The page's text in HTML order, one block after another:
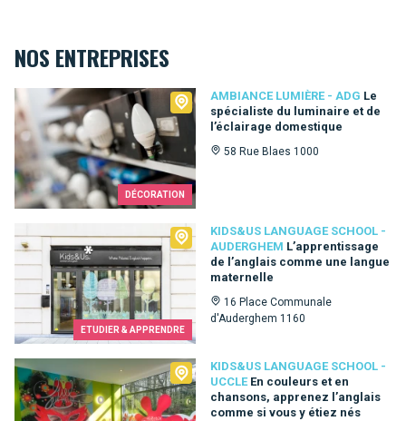
NOS ENTREPRISES
DÉCORATION
AMBIANCE LUMIÈRE - ADG Le
spécialiste du luminaire et de
l’éclairage domestique
58 Rue Blaes 1000
Ambiance Lumière - ADG
ETUDIER & APPRENDRE
KIDS&US LANGUAGE SCHOOL -
AUDERGHEM L’apprentissage
de l’anglais comme une langue
maternelle
16 Place Communale
d'Auderghem 1160
Kids&Us language school - Auderghem
KIDS&US LANGUAGE SCHOOL -
UCCLE En couleurs et en
chansons, apprenez l’anglais
comme si vous y étiez nés
Kids&Us language school - Uccle